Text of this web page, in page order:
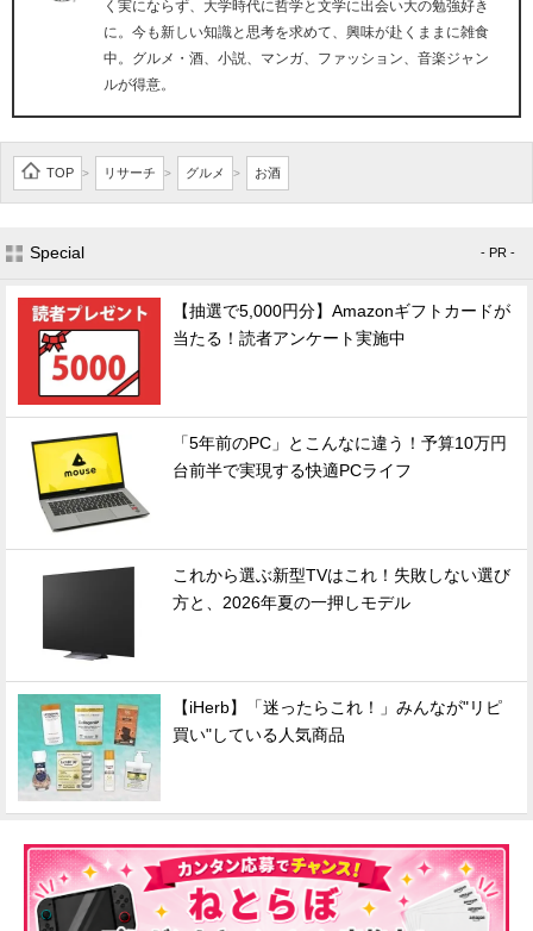
く実にならず、大学時代に哲学と文学に出会い大の勉強好き
に。今も新しい知識と思考を求めて、興味が赴くままに雑食
中。グルメ・酒、小説、マンガ、ファッション、音楽ジャン
ルが得意。
TOP > リサーチ > グルメ > お酒
Special - PR -
【抽選で5,000円分】Amazonギフトカードが
当たる！読者アンケート実施中
「5年前のPC」とこんなに違う！予算10万円
台前半で実現する快適PCライフ
これから選ぶ新型TVはこれ！失敗しない選び
方と、2026年夏の一押しモデル
【iHerb】「迷ったらこれ！」みんなが"リピ
買い"している人気商品